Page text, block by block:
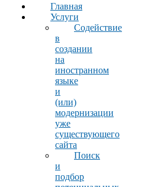
Главная
Услуги
Содействие
в
создании
на
иностранном
языке
и
(или)
модернизации
уже
существующего
сайта
Поиск
и
подбор